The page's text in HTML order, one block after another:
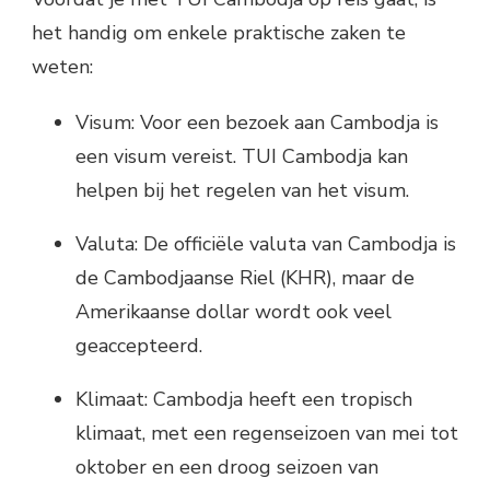
het handig om enkele praktische zaken te
weten:
Visum: Voor een bezoek aan Cambodja is
een visum vereist. TUI Cambodja kan
helpen bij het regelen van het visum.
Valuta: De officiële valuta van Cambodja is
de Cambodjaanse Riel (KHR), maar de
Amerikaanse dollar wordt ook veel
geaccepteerd.
Klimaat: Cambodja heeft een tropisch
klimaat, met een regenseizoen van mei tot
oktober en een droog seizoen van